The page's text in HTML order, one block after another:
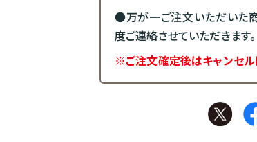
●万が一ご注文いただいた
度ご連絡させていただきます。
※ご注文確定後はキャンセル